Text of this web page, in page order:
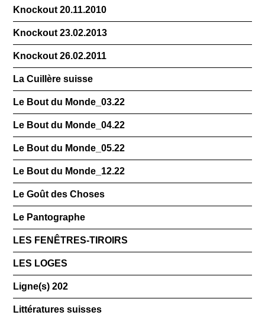
Knockout 20.11.2010
Knockout 23.02.2013
Knockout 26.02.2011
La Cuillère suisse
Le Bout du Monde_03.22
Le Bout du Monde_04.22
Le Bout du Monde_05.22
Le Bout du Monde_12.22
Le Goût des Choses
Le Pantographe
LES FENÊTRES-TIROIRS
LES LOGES
Ligne(s) 202
Littératures suisses